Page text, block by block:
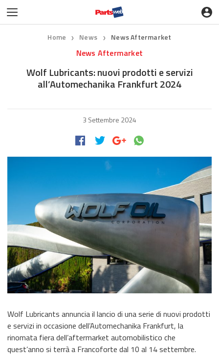
Home ❯ News ❯ News Aftermarket
News Aftermarket
Wolf Lubricants: nuovi prodotti e servizi
all’Automechanika Frankfurt 2024
3 Settembre 2024
Wolf Lubricants annuncia il lancio di una serie di nuovi prodotti
e servizi in occasione dell’Automechanika Frankfurt, la
rinomata fiera dell’aftermarket automobilistico che
quest’anno si terrà a Francoforte dal 10 al 14 settembre.